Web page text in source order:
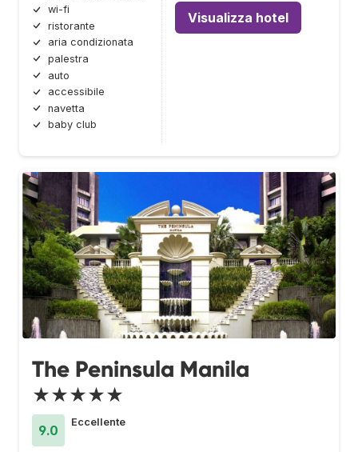
wi-fi
ristorante
aria condizionata
palestra
auto
accessibile
navetta
baby club
Visualizza hotel
The Peninsula Manila
★★★★★
9.0
Eccellente